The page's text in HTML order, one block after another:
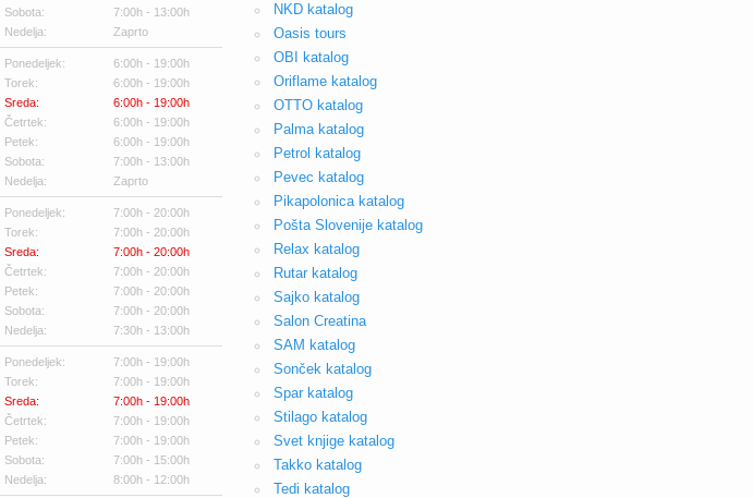
Sobota:
7:00h - 13:00h
Nedelja:
Zaprto
Ponedeljek:
6:00h - 19:00h
Torek:
6:00h - 19:00h
Sreda:
6:00h - 19:00h
Četrtek:
6:00h - 19:00h
Petek:
6:00h - 19:00h
Sobota:
7:00h - 13:00h
Nedelja:
Zaprto
Ponedeljek:
7:00h - 20:00h
Torek:
7:00h - 20:00h
Sreda:
7:00h - 20:00h
Četrtek:
7:00h - 20:00h
Petek:
7:00h - 20:00h
Sobota:
7:00h - 20:00h
Nedelja:
7:30h - 13:00h
Ponedeljek:
7:00h - 19:00h
Torek:
7:00h - 19:00h
Sreda:
7:00h - 19:00h
Četrtek:
7:00h - 19:00h
Petek:
7:00h - 19:00h
Sobota:
7:00h - 15:00h
Nedelja:
8:00h - 12:00h
NKD katalog
Oasis tours
OBI katalog
Oriflame katalog
OTTO katalog
Palma katalog
Petrol katalog
Pevec katalog
Pikapolonica katalog
Pošta Slovenije katalog
Relax katalog
Rutar katalog
Sajko katalog
Salon Creatina
SAM katalog
Sonček katalog
Spar katalog
Stilago katalog
Svet knjige katalog
Takko katalog
Tedi katalog